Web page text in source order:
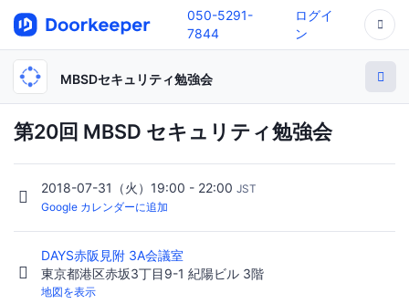
050-5291-
7844
ログイ
ン
MBSDセキュリティ勉強会
第20回 MBSD セキュリティ勉強会
2018-07-31（火）19:00 - 22:00 JST
Google カレンダーに追加
DAYS赤阪見附 3A会議室
東京都港区赤坂3丁目9-1 紀陽ビル 3階
地図を表示